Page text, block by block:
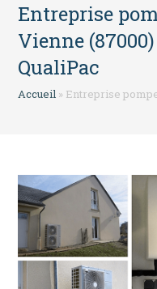
Entreprise
Vienne
QualiPac
Accueil » Entreprise